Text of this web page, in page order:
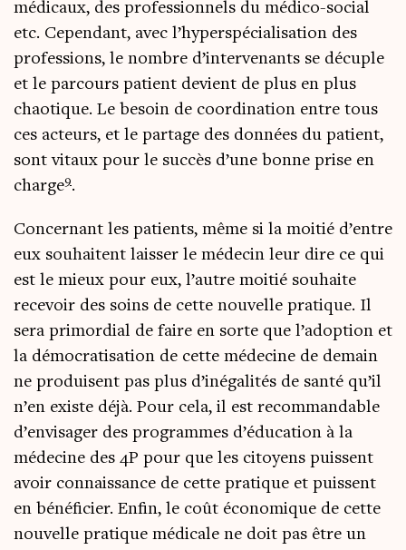
mé­di­caux, des pro­fes­sion­nels du médi­co-social
etc. Cepen­dant, avec l’hyperspécialisation des
pro­fes­sions, le nombre d’intervenants se décuple
et le par­cours patient devient de plus en plus
chao­tique. Le besoin de coor­di­na­tion entre tous
ces acteurs, et le par­tage des don­nées du patient,
sont vitaux pour le suc­cès d’une bonne prise en
charge9.
Concer­nant les patients, même si la moi­tié d’entre
eux sou­haitent lais­ser le méde­cin leur dire ce qui
est le mieux pour eux, l’autre moi­tié sou­haite
rece­voir des soins de cette nou­velle pra­tique. Il
sera pri­mor­dial de faire en sorte que l’adoption et
la démo­cra­ti­sa­tion de cette méde­cine de demain
ne pro­duisent pas plus d’inégalités de san­té qu’il
n’en existe déjà. Pour cela, il est recom­man­dable
d’envisager des pro­grammes d’éducation à la
méde­cine des 4P pour que les citoyens puissent
avoir connais­sance de cette pra­tique et puissent
en béné­fi­cier. Enfin, le coût éco­no­mique de cette
nou­velle pra­tique médi­cale ne doit pas être un